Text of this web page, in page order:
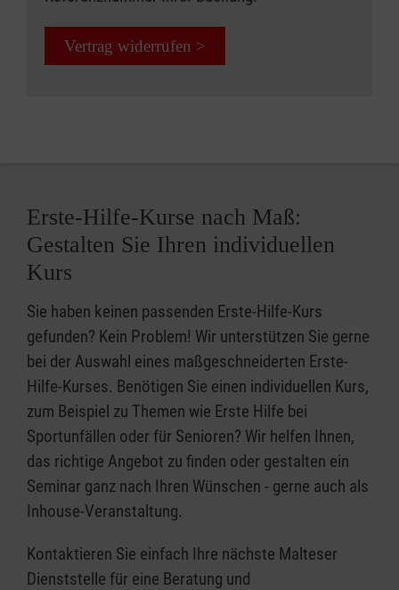
Vertrag widerrufen >
Erste-Hilfe-Kurse nach Maß:
Gestalten Sie Ihren individuellen
Kurs
Sie haben keinen passenden Erste-Hilfe-Kurs
gefunden? Kein Problem! Wir unterstützen Sie gerne
bei der Auswahl eines maßgeschneiderten Erste-
Hilfe-Kurses. Benötigen Sie einen individuellen Kurs,
zum Beispiel zu Themen wie Erste Hilfe bei
Sportunfällen oder für Senioren? Wir helfen Ihnen,
das richtige Angebot zu finden oder gestalten ein
Seminar ganz nach Ihren Wünschen - gerne auch als
Inhouse-Veranstaltung.
Kontaktieren Sie einfach Ihre nächste Malteser
Dienststelle für eine Beratung und